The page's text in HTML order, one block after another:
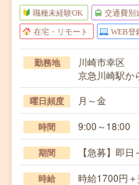
職種未経験OK 交通費別
在宅・リモート WEB登
勤務地
川崎市幸区
京急川崎駅か
曜日頻度 月～金
時間 9:00～18:00
期間 【急募】即
時給 時給1700円